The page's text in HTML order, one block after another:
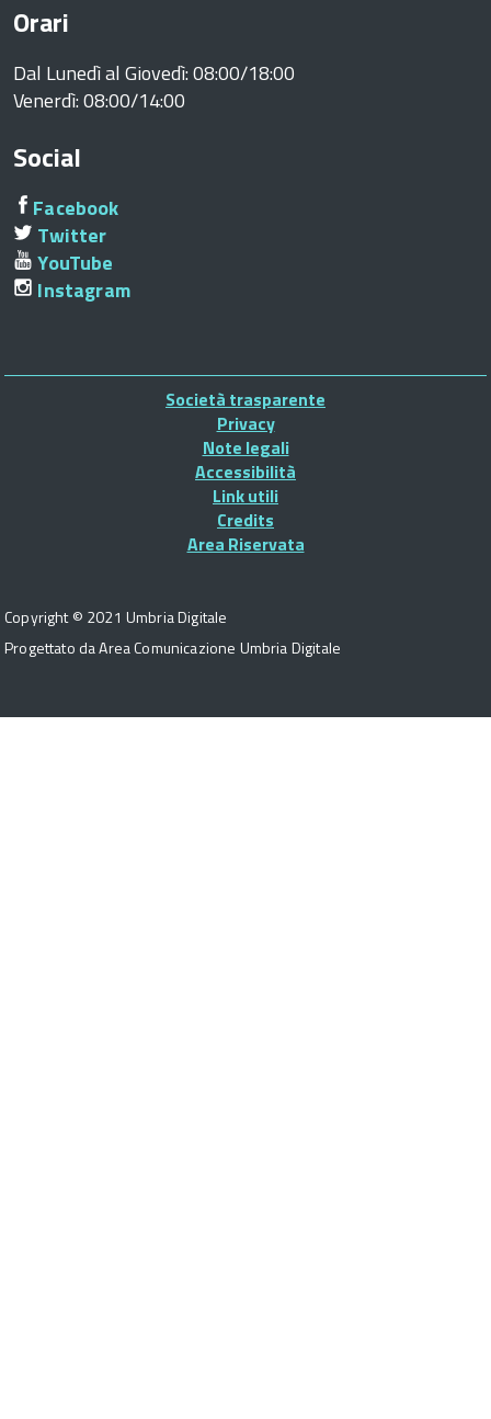
Orari
Dal Lunedì al Giovedì: 08:00/18:00
Venerdì: 08:00/14:00
Social
Facebook
Twitter
YouTube
Instagram
Piè
Società trasparente
Privacy
Note legali
Accessibilità
Link utili
Credits
Area Riservata
Copyright © 2021 Umbria Digitale
Progettato da Area Comunicazione Umbria Digitale